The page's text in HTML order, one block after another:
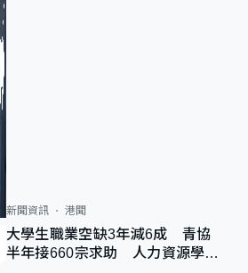
新聞資訊 港聞
大學生職業空缺3年減6成 青協
半年接660宗求助 人力資源學